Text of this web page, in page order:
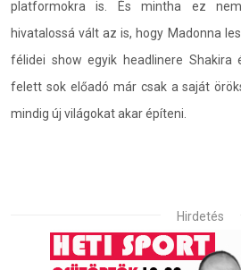
platformokra is. És mintha ez
hivatalossá vált az is, hogy Madonna
félidei show egyik headlinere Shakira
felett sok előadó már csak a saját
mindig új világokat akar építeni.
Hirdetés